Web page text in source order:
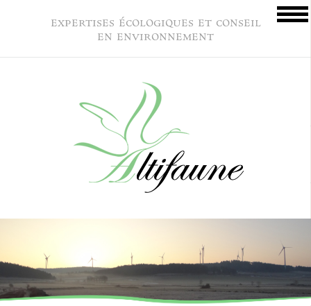
expertises écologiques et conseil
en environnement